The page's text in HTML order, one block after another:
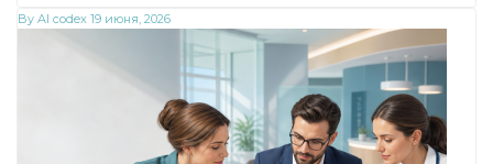
By AI codex 19 июня, 2026